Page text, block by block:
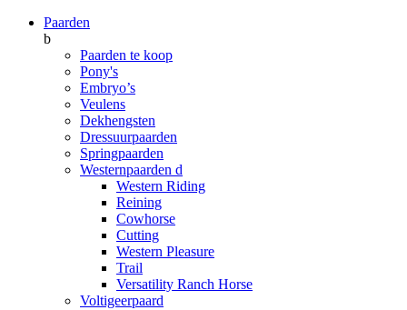
Paarden
b
Paarden te koop
Pony's
Embryo’s
Veulens
Dekhengsten
Dressuurpaarden
Springpaarden
Westernpaarden d
Western Riding
Reining
Cowhorse
Cutting
Western Pleasure
Trail
Versatility Ranch Horse
Voltigeerpaard